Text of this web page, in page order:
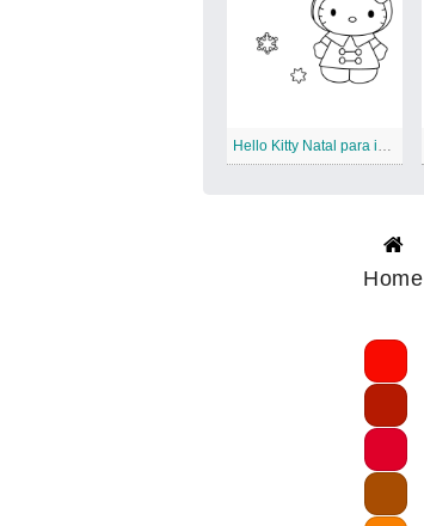
Hello Kitty Natal para impressão
Home